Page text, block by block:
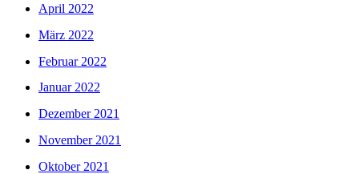
April 2022
März 2022
Februar 2022
Januar 2022
Dezember 2021
November 2021
Oktober 2021